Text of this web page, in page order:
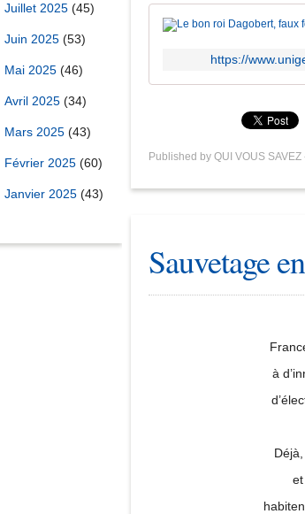
Juillet 2025 (45)
Juin 2025 (53)
Mai 2025 (46)
Avril 2025 (34)
Mars 2025 (43)
Février 2025 (60)
Janvier 2025 (43)
https://
Published by QUI VOUS SAVEZ
Sauvetage
à